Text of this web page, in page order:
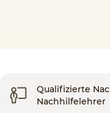
Qualifizierte
Nachhilfelehrer